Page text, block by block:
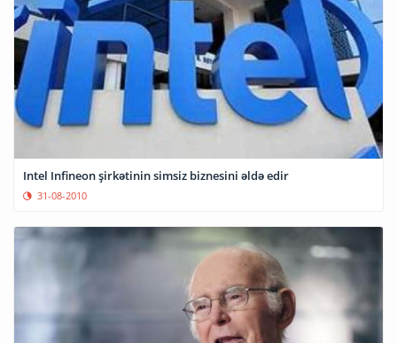
Intel Infineon şirkətinin simsiz biznesini əldə edir
31-08-2010